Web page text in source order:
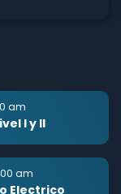
am
I y II
am
Electrico